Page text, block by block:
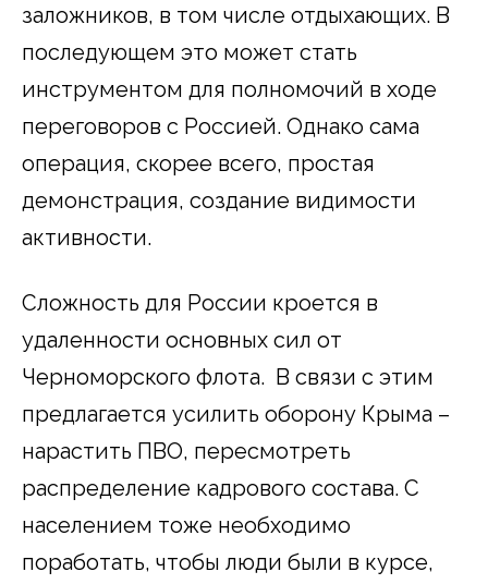
заложников, в том числе отдыхающих. В
последующем это может стать
инструментом для полномочий в ходе
переговоров с Россией. Однако сама
операция, скорее всего, простая
демонстрация, создание видимости
активности.
Сложность для России кроется в
удаленности основных сил от
Черноморского флота. В связи с этим
предлагается усилить оборону Крыма –
нарастить ПВО, пересмотреть
распределение кадрового состава. С
населением тоже необходимо
поработать, чтобы люди были в курсе,